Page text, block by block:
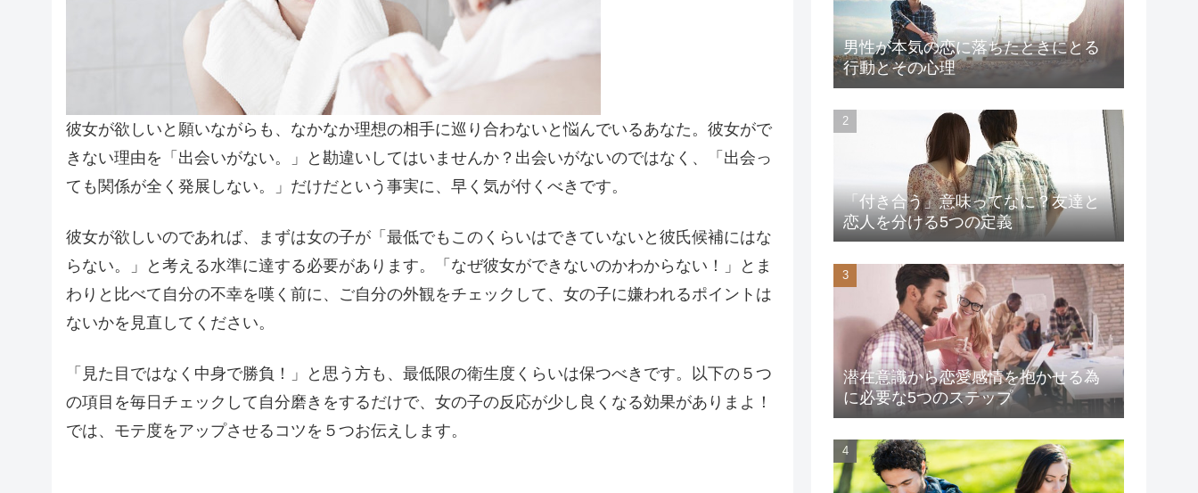
彼女が欲しいと願いながらも、なかなか理想の相手に巡り合わないと悩んでいるあなた。彼女がで
きない理由を「出会いがない。」と勘違いしてはいませんか？出会いがないのではなく、「出会っ
ても関係が全く発展しない。」だけだという事実に、早く気が付くべきです。
彼女が欲しいのであれば、まずは女の子が「最低でもこのくらいはできていないと彼氏候補にはな
らない。」と考える水準に達する必要があります。「なぜ彼女ができないのかわからない！」とま
わりと比べて自分の不幸を嘆く前に、ご自分の外観をチェックして、女の子に嫌われるポイントは
ないかを見直してください。
「見た目ではなく中身で勝負！」と思う方も、最低限の衛生度くらいは保つべきです。以下の５つ
の項目を毎日チェックして自分磨きをするだけで、女の子の反応が少し良くなる効果がありまよ！
では、モテ度をアップさせるコツを５つお伝えします。
男性が本気の恋に落ちたときにとる
行動とその心理
「付き合う」意味ってなに？友達と
恋人を分ける5つの定義
潜在意識から恋愛感情を抱かせる為
に必要な5つのステップ